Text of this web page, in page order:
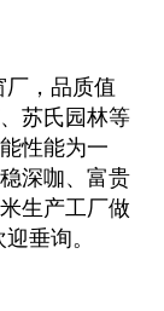
厂，品质值
苏氏园林等
性能为一
深咖、富贵
生产工厂做
垂询。